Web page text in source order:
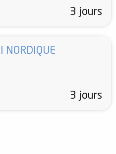
3 jours
NORDIQUE
3 jours